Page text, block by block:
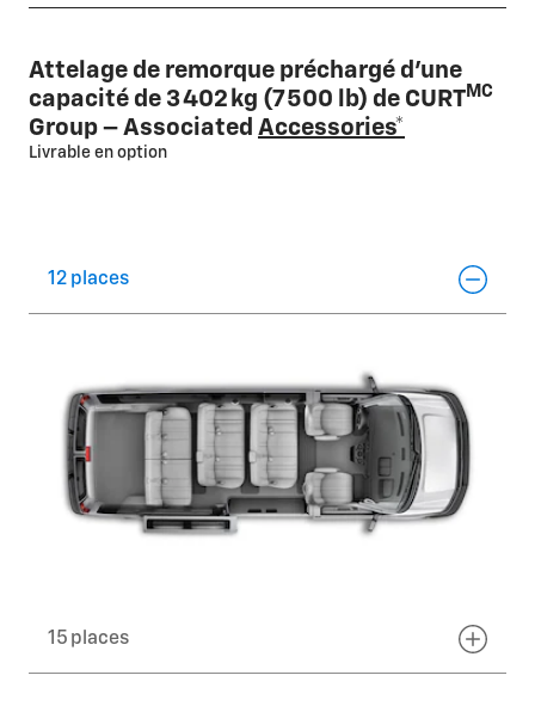
Attelage de remorque préchargé d'une
capacité de 3 402 kg (7 500 lb) de CURT MC
Group – Associated Accessories*
Livrable en option
12 places
15 places